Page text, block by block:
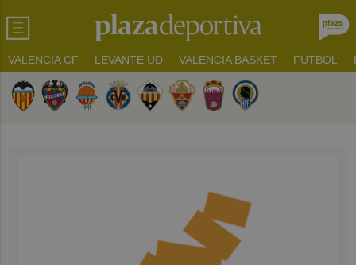
VALENCIA CF LEVANTE UD VALENCIA BASKET FUTBOL